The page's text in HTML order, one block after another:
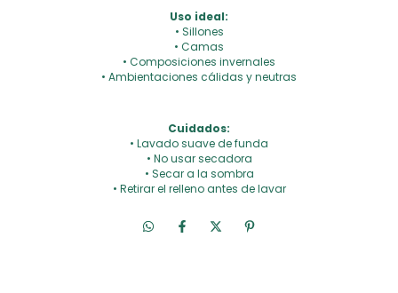
Uso ideal:
• Sillones
• Camas
• Composiciones invernales
• Ambientaciones cálidas y neutras
Cuidados:
• Lavado suave de funda
• No usar secadora
• Secar a la sombra
• Retirar el relleno antes de lavar